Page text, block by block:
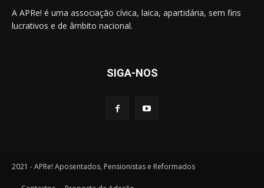
A APRe! é uma associação cívica, laica, apartidária, sem fins
lucrativos e de âmbito nacional.
SIGA-NOS
2021 - APRe! Aposentados, Pensionistas e Reformados